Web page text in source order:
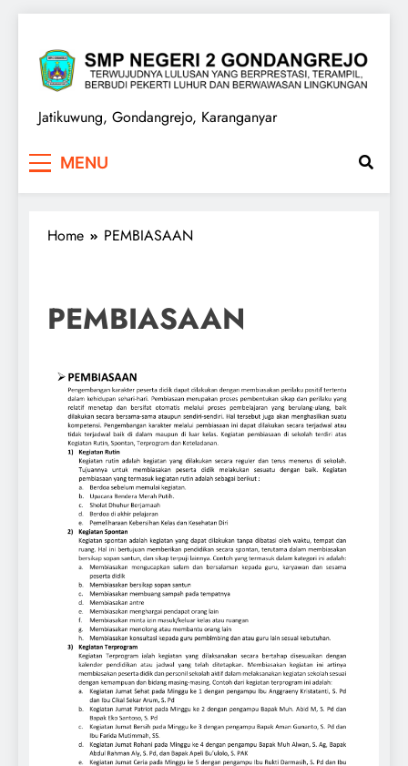
content
SMPN 2 GONDANGREJO
Jatikuwung, Gondangrejo, Karanganyar
MENU
Home PEMBIASAAN
PEMBIASAAN